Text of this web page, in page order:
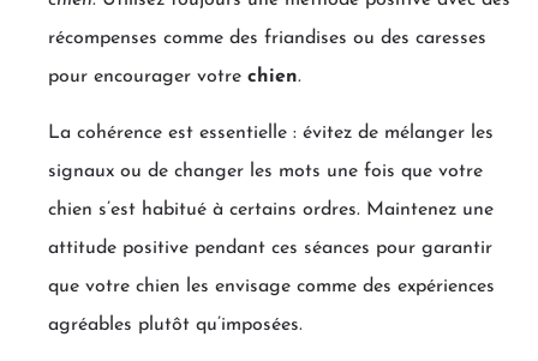
récompenses comme des friandises ou des caresses
pour encourager votre chien.
La cohérence est essentielle : évitez de mélanger les
signaux ou de changer les mots une fois que votre
chien s’est habitué à certains ordres. Maintenez une
attitude positive pendant ces séances pour garantir
que votre chien les envisage comme des expériences
agréables plutôt qu’imposées.